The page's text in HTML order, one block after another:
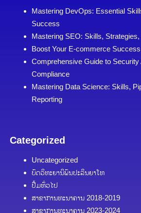
Mastering DevOps: Essential
Success
Mastering SEO: Skills,
Boost Your E-commerce
Comprehensive Guide to Security
Compliance
Mastering Data Science: Skills,
Reporting
Categorized
Uncategorized
ບົດວິທະຍານິພົນປະລິນຍາໂທ
ປື້ມທົ່ວໄປ
ສາຂາການທະນາຄານ 2018-2019
ສາຂາການທະນາຄານ 2023-2024